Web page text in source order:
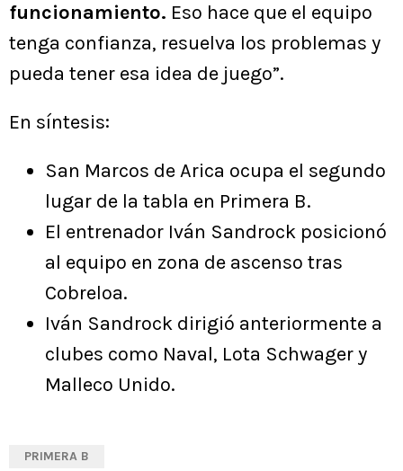
funcionamiento. Eso hace que el equipo
tenga confianza, resuelva los problemas y
pueda tener esa idea de juego”.
En síntesis:
San Marcos de Arica ocupa el segundo
lugar de la tabla en Primera B.
El entrenador Iván Sandrock posicionó
al equipo en zona de ascenso tras
Cobreloa.
Iván Sandrock dirigió anteriormente a
clubes como Naval, Lota Schwager y
Malleco Unido.
PRIMERA B